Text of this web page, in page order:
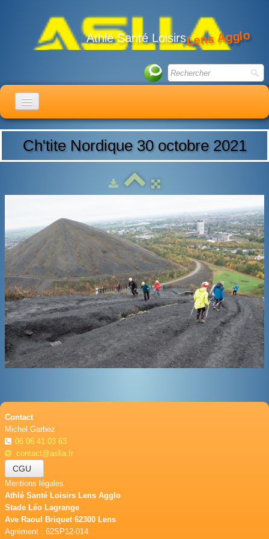
Athlé Santé LoisirsLens Agglo
ACCUEIL
LE CLUB
ACTUALITÉS
CALENDRIER
ADHÉSION
LIENS
BOUTIQUE
CONTACT
PHOTOS▼
DONS
Ch'tite Nordique 30 octobre 2021
Contact
Michel Garbez
06 06 41 03 63
contact@aslla.fr
CGU
Mentions légales
Athlé Santé Loisirs Lens Agglo
Stade Léo Lagrange
Ave Raoul Briquet 62300 Lens
Agrément : 62SP12-014